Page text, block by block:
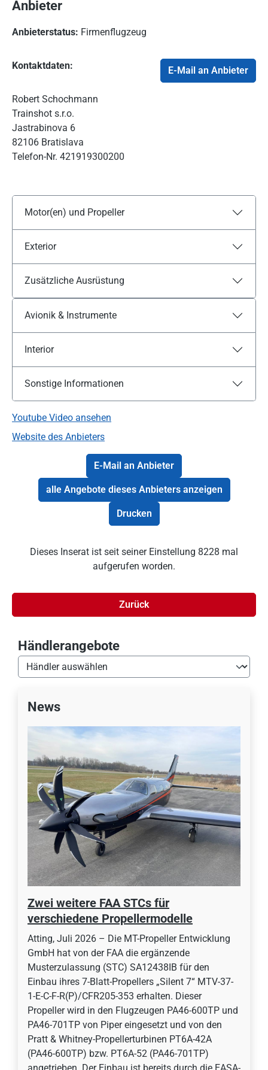
Händlerangebote
News
Zwei weitere FAA STCs für
verschiedene Propellermodelle
Atting, Juli 2026 – Die MT-Propeller Entwicklung
GmbH hat von der FAA die ergänzende
Musterzulassung (STC) SA12438IB für den
Einbau ihres 7-Blatt-Propellers „Silent 7“ MTV-37-
1-E-C-F-R(P)/CFR205-353 erhalten. Dieser
Propeller wird in den Flugzeugen PA46-600TP und
PA46-701TP von Piper eingesetzt und von den
Pratt & Whitney-Propellerturbinen PT6A-42A
(PA46-600TP) bzw. PT6A-52 (PA46-701TP)
Anbieter
Anbieterstatus: Firmenflugzeug
Kontaktdaten:
Robert Schochmann
Trainshot s.r.o.
Jastrabinova 6
82106 Bratislava
Telefon-Nr. 421919300200
E-Mail an Anbieter
Motor(en) und Propeller
Exterior
Zusätzliche Ausrüstung
Avionik & Instrumente
Interior
Sonstige Informationen
Youtube Video ansehen
Website des Anbieters
E-Mail an Anbieter
alle Angebote dieses Anbieters anzeigen
Drucken
Dieses Inserat ist seit seiner Einstellung 8228 mal
aufgerufen worden.
Zurück